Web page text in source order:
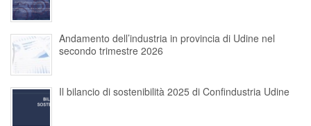
Andamento dell’industria in provincia di Udine nel
secondo trimestre 2026
Il bilancio di sostenibilità 2025 di Confindustria Udine